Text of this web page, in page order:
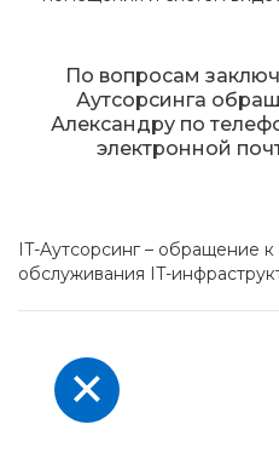
По вопросам
Аутсорсинга
Александру по
электронной
IT-Aутсорсинг – обращение
обслуживания IT-